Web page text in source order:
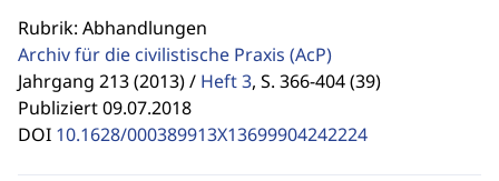
Rubrik: Abhandlungen
Archiv für die civilistische Praxis (AcP)
Jahrgang 213 (2013) / Heft 3, S. 366-404 (39)
Publiziert 09.07.2018
DOI 10.1628/000389913X13699904242224